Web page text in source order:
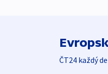
ČT24 každý